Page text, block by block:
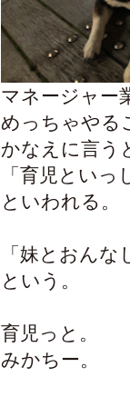
マネージャー
めっちゃやる
かなえに言う
「育児といっ
といわれる。
「妹とおん
という。
育児っと。
みかちー。